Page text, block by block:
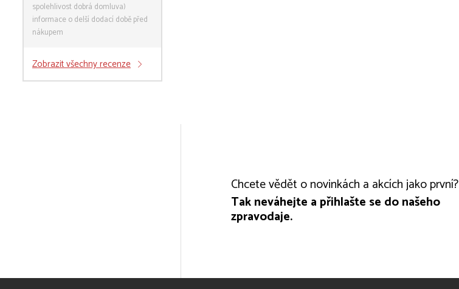
spolehlivost dobrá domluva)
informace o delší dodací době před
nákupem
Zobrazit všechny recenze
Chcete vědět o novinkách a akcích jako první?
Tak neváhejte a přihlašte se do našeho
zpravodaje.